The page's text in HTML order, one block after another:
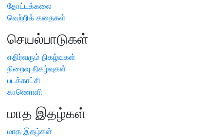
தோட்டக்கலை
வெற்றிக் கதைகள்
செயல்பாடுகள்
எதிர்வரும் நிகழ்வுகள்
நிறைவு நிகழ்வுகள்
படக்காட்சி
காணொளி
மாத இதழ்கள்
மாத இதழ்கள்